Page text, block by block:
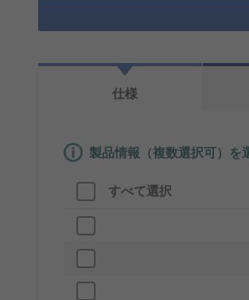
仕様
製品情報（複数選択可）を
すべて選択